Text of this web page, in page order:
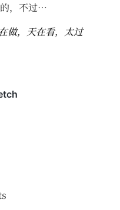
，不过…
做，天在看，太过